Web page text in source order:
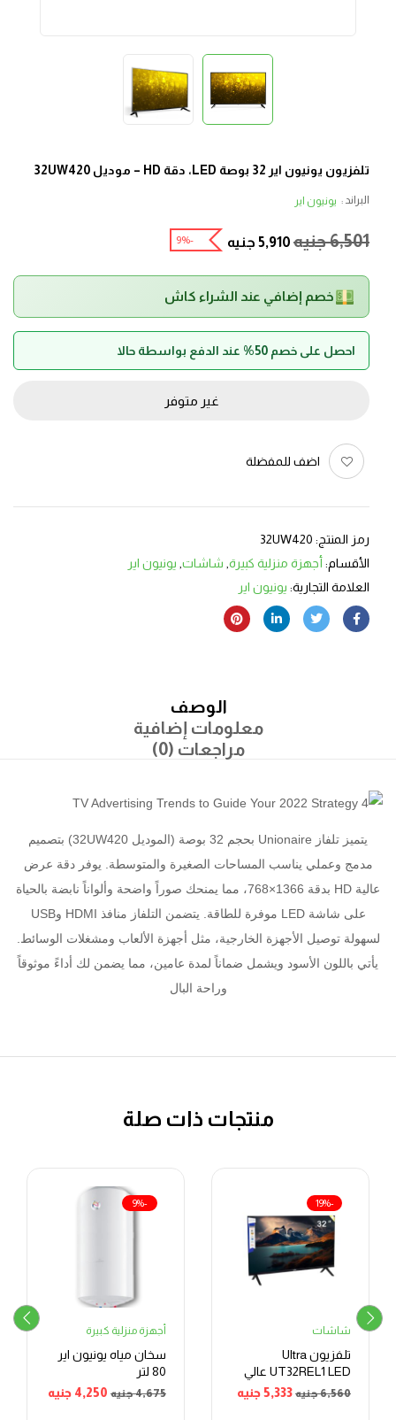
تلفزيون يونيون اير 32 بوصة LED، دقة HD – موديل 32UW420
البراند : يونيون اير
6,501جنيه 5,910 جنيه -9%
خصم إضافي عند الشراء كاش
احصل على خصم 50% عند الدفع بواسطة حالا
غير متوفر
اضف للمفضلة
رمز المنتج: 32UW420
الأقسام: أجهزة منزلية كبيرة شاشات يونيون اير
العلامة التجارية: يونيون اير
الوصف
معلومات إضافية
مراجعات (0)
يتميز تلفاز Unionaire بحجم 32 بوصة (الموديل 32UW420) بتصميم
مدمج وعملي يناسب المساحات الصغيرة والمتوسطة. يوفر دقة عرض
عالية HD بدقة 1366×768، مما يمنحك صوراً واضحة وألواناً نابضة بالحياة
على شاشة LED موفرة للطاقة. يتضمن التلفاز منافذ HDMI وUSB
لسهولة توصيل الأجهزة الخارجية، مثل أجهزة الألعاب ومشغلات الوسائط.
يأتي باللون الأسود ويشمل ضماناً لمدة عامين، مما يضمن لك أداءً موثوقاً
وراحة البال
منتجات ذات صلة
-19%
شاشات
تلفزيون Ultra
UT32REL1 LED عالي
الدقة بدون إطار
6,560جنيه 5,333جنيه
-9%
أجهزة منزلية كبيرة
سخان مياه يونيون اير
80 لتر
4,675جنيه 4,250 جنيه